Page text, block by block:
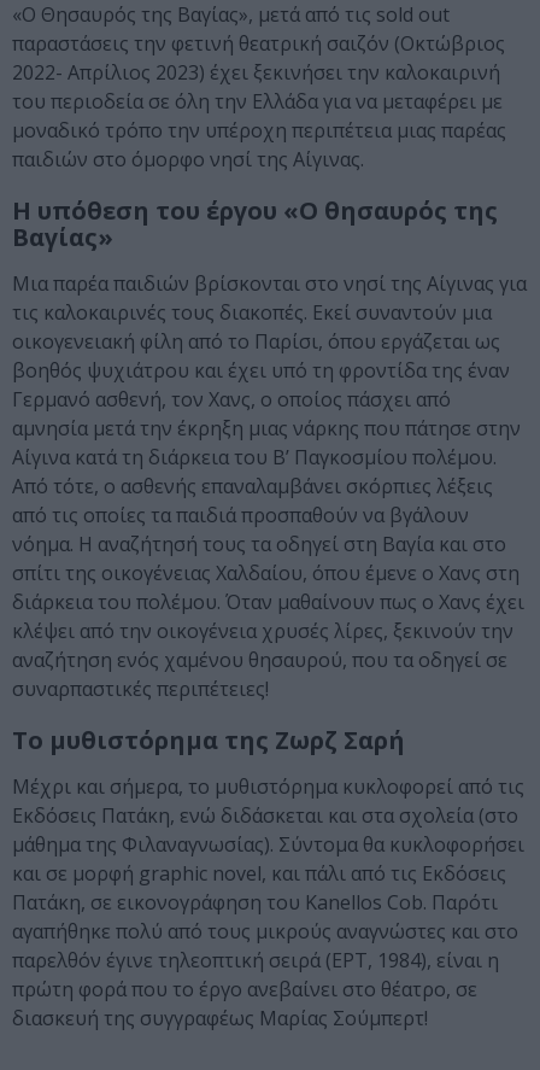
«Ο Θησαυρός της Βαγίας», μετά από τις sold out
παραστάσεις την φετινή θεατρική σαιζόν (Οκτώβριος
2022- Απρίλιος 2023) έχει ξεκινήσει την καλοκαιρινή
του περιοδεία σε όλη την Ελλάδα για να μεταφέρει με
μοναδικό τρόπο την υπέροχη περιπέτεια μιας παρέας
παιδιών στο όμορφο νησί της Αίγινας.
Η υπόθεση του έργου «Ο θησαυρός της
Βαγίας»
Μια παρέα παιδιών βρίσκονται στο νησί της Αίγινας για
τις καλοκαιρινές τους διακοπές. Εκεί συναντούν μια
οικογενειακή φίλη από το Παρίσι, όπου εργάζεται ως
βοηθός ψυχιάτρου και έχει υπό τη φροντίδα της έναν
Γερμανό ασθενή, τον Χανς, ο οποίος πάσχει από
αμνησία μετά την έκρηξη μιας νάρκης που πάτησε στην
Αίγινα κατά τη διάρκεια του Β’ Παγκοσμίου πολέμου.
Από τότε, ο ασθενής επαναλαμβάνει σκόρπιες λέξεις
από τις οποίες τα παιδιά προσπαθούν να βγάλουν
νόημα. Η αναζήτησή τους τα οδηγεί στη Βαγία και στο
σπίτι της οικογένειας Χαλδαίου, όπου έμενε ο Χανς στη
διάρκεια του πολέμου. Όταν μαθαίνουν πως ο Χανς έχει
κλέψει από την οικογένεια χρυσές λίρες, ξεκινούν την
αναζήτηση ενός χαμένου θησαυρού, που τα οδηγεί σε
συναρπαστικές περιπέτειες!
Το μυθιστόρημα της Ζωρζ Σαρή
Μέχρι και σήμερα, το μυθιστόρημα κυκλοφορεί από τις
Εκδόσεις Πατάκη, ενώ διδάσκεται και στα σχολεία (στο
μάθημα της Φιλαναγνωσίας). Σύντομα θα κυκλοφορήσει
και σε μορφή graphic novel, και πάλι από τις Εκδόσεις
Πατάκη, σε εικονογράφηση του Kanellos Cob. Παρότι
αγαπήθηκε πολύ από τους μικρούς αναγνώστες και στο
παρελθόν έγινε τηλεοπτική σειρά (ΕΡΤ, 1984), είναι η
πρώτη φορά που το έργο ανεβαίνει στο θέατρο, σε
διασκευή της συγγραφέως Μαρίας Σούμπερτ!